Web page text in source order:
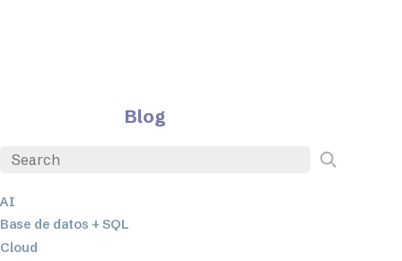
Blog
AI
Base de datos + SQL
Cloud